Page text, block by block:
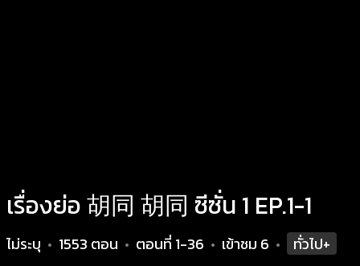
เรื่องย่อ 胡同 胡同 ซีซั่น 1 EP.1-1
ไม่ระบุ • 1553 ตอน • ตอนที่ 1-36 • เข้าชม 6 • ทั่วไป+